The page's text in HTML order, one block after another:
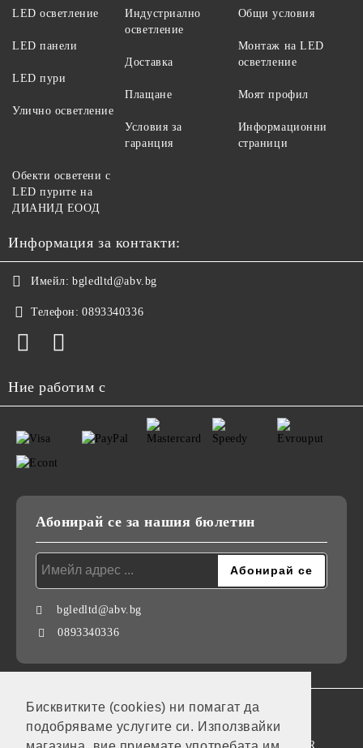
Бисквитките (cookies) ни помагат да
подобряваме услугите си. Използвайки
LED осветление
LED панели
LED пури
Улично осветление
Индустриално
осветление
Доставка
Плащане
Условия за
гаранция
Общи условия
Монтаж на LED
осветление
Моят профил
Информационни
страници
Обекти осветени с
LED пурите на
ДИАНИД ЕООД
Информация за контакти:
Имейл: bgledltd@abv.bg
Телефон: 0893340336
Ние работим с
Абонирай се за нашия бюлетин
bgledltd@abv.bg
0893340336
GDPR
Нашият онлайн магазин е 100% съобразен с GDPR.